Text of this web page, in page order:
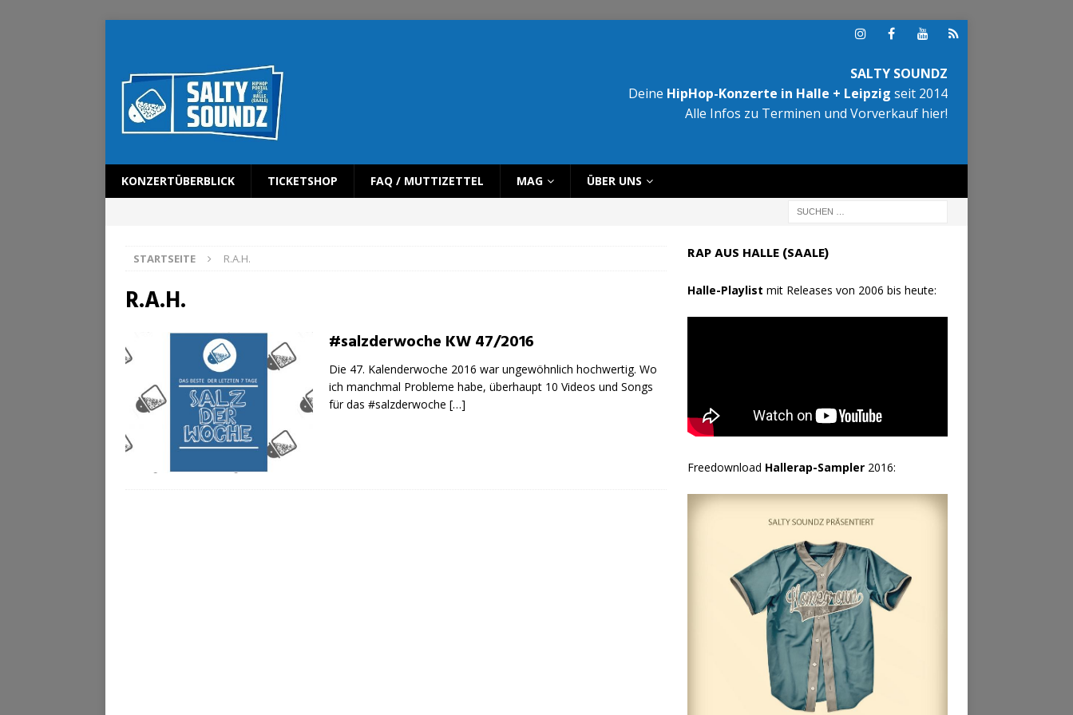
SALTY SOUNDZ
Deine HipHop-Konzerte in Halle + Leipzig seit 2014
Alle Infos zu Terminen und Vorverkauf hier!
KONZERTÜBERBLICK TICKETSHOP FAQ / MUTTIZETTEL MAG ÜBER UNS
STARTSEITE R.A.H.
R.A.H.
#salzderwoche KW 47/2016
Die 47. Kalenderwoche 2016 war ungewöhnlich hochwertig. Wo
ich manchmal Probleme habe, überhaupt 10 Videos und Songs
für das #salzderwoche […]
RAP AUS HALLE (SAALE)
Halle-Playlist mit Releases von 2006 bis heute:
Freedownload Hallerap-Sampler2016: